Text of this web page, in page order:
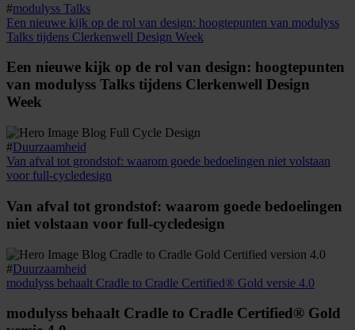
#modulyss Talks
Een nieuwe kijk op de rol van design: hoogtepunten van modulyss
Talks tijdens Clerkenwell Design Week
Een nieuwe kijk op de rol van design: hoogtepunten
van modulyss Talks tijdens Clerkenwell Design
Week
#Duurzaamheid
Van afval tot grondstof: waarom goede bedoelingen niet volstaan
voor full-cycledesign
Van afval tot grondstof: waarom goede bedoelingen
niet volstaan voor full-cycledesign
#Duurzaamheid
modulyss behaalt Cradle to Cradle Certified® Gold versie 4.0
modulyss behaalt Cradle to Cradle Certified® Gold